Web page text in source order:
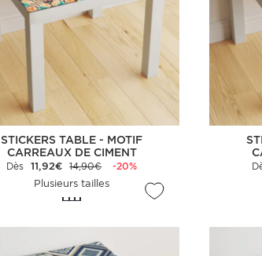
STICKERS TABLE - MOTIF
CARREAUX DE CIMENT
Dès 11,92€ 14,90€
-20%
Plusieurs tailles